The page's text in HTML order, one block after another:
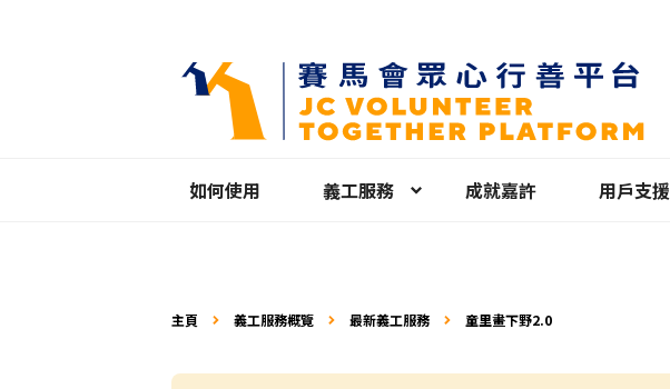
如何使用 義工服務 成就嘉許 用戶支援
主頁 義工服務概覽 最新義工服務 童里畫下野2.0